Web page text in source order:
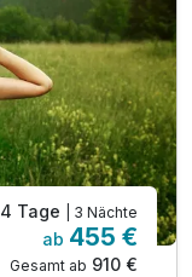
4 Tage | 3 Nächte
ab 455 €
Gesamt ab 910 €